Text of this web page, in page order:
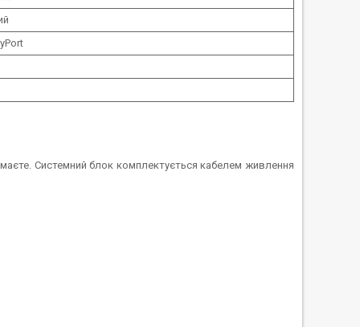
Системний блок комплектується кабелем живлення